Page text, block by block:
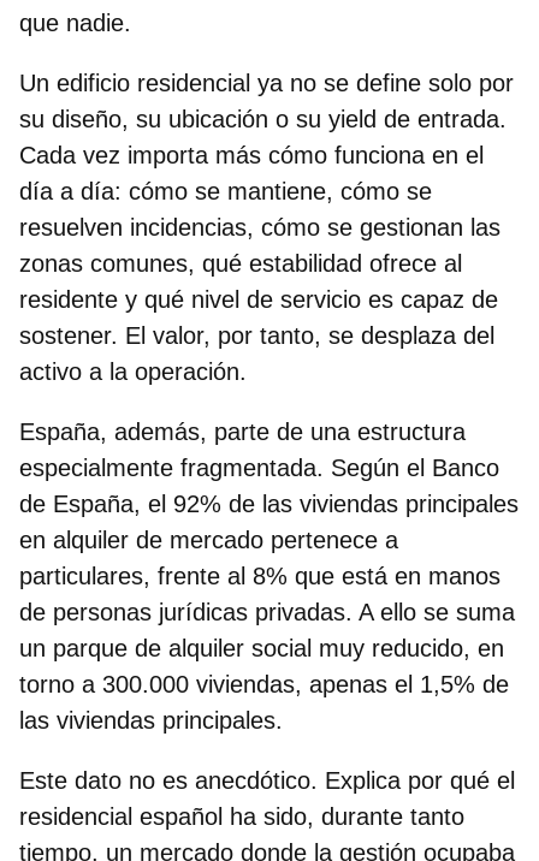
que nadie.
Un edificio residencial ya no se define solo por
su diseño, su ubicación o su yield de entrada.
Cada vez importa más cómo funciona en el
día a día: cómo se mantiene, cómo se
resuelven incidencias, cómo se gestionan las
zonas comunes, qué estabilidad ofrece al
residente y qué nivel de servicio es capaz de
sostener. El valor, por tanto, se desplaza del
activo a la operación.
España, además, parte de una estructura
especialmente fragmentada. Según el Banco
de España, el 92% de las viviendas principales
en alquiler de mercado pertenece a
particulares, frente al 8% que está en manos
de personas jurídicas privadas. A ello se suma
un parque de alquiler social muy reducido, en
torno a 300.000 viviendas, apenas el 1,5% de
las viviendas principales.
Este dato no es anecdótico. Explica por qué el
residencial español ha sido, durante tanto
tiempo, un mercado donde la gestión ocupaba